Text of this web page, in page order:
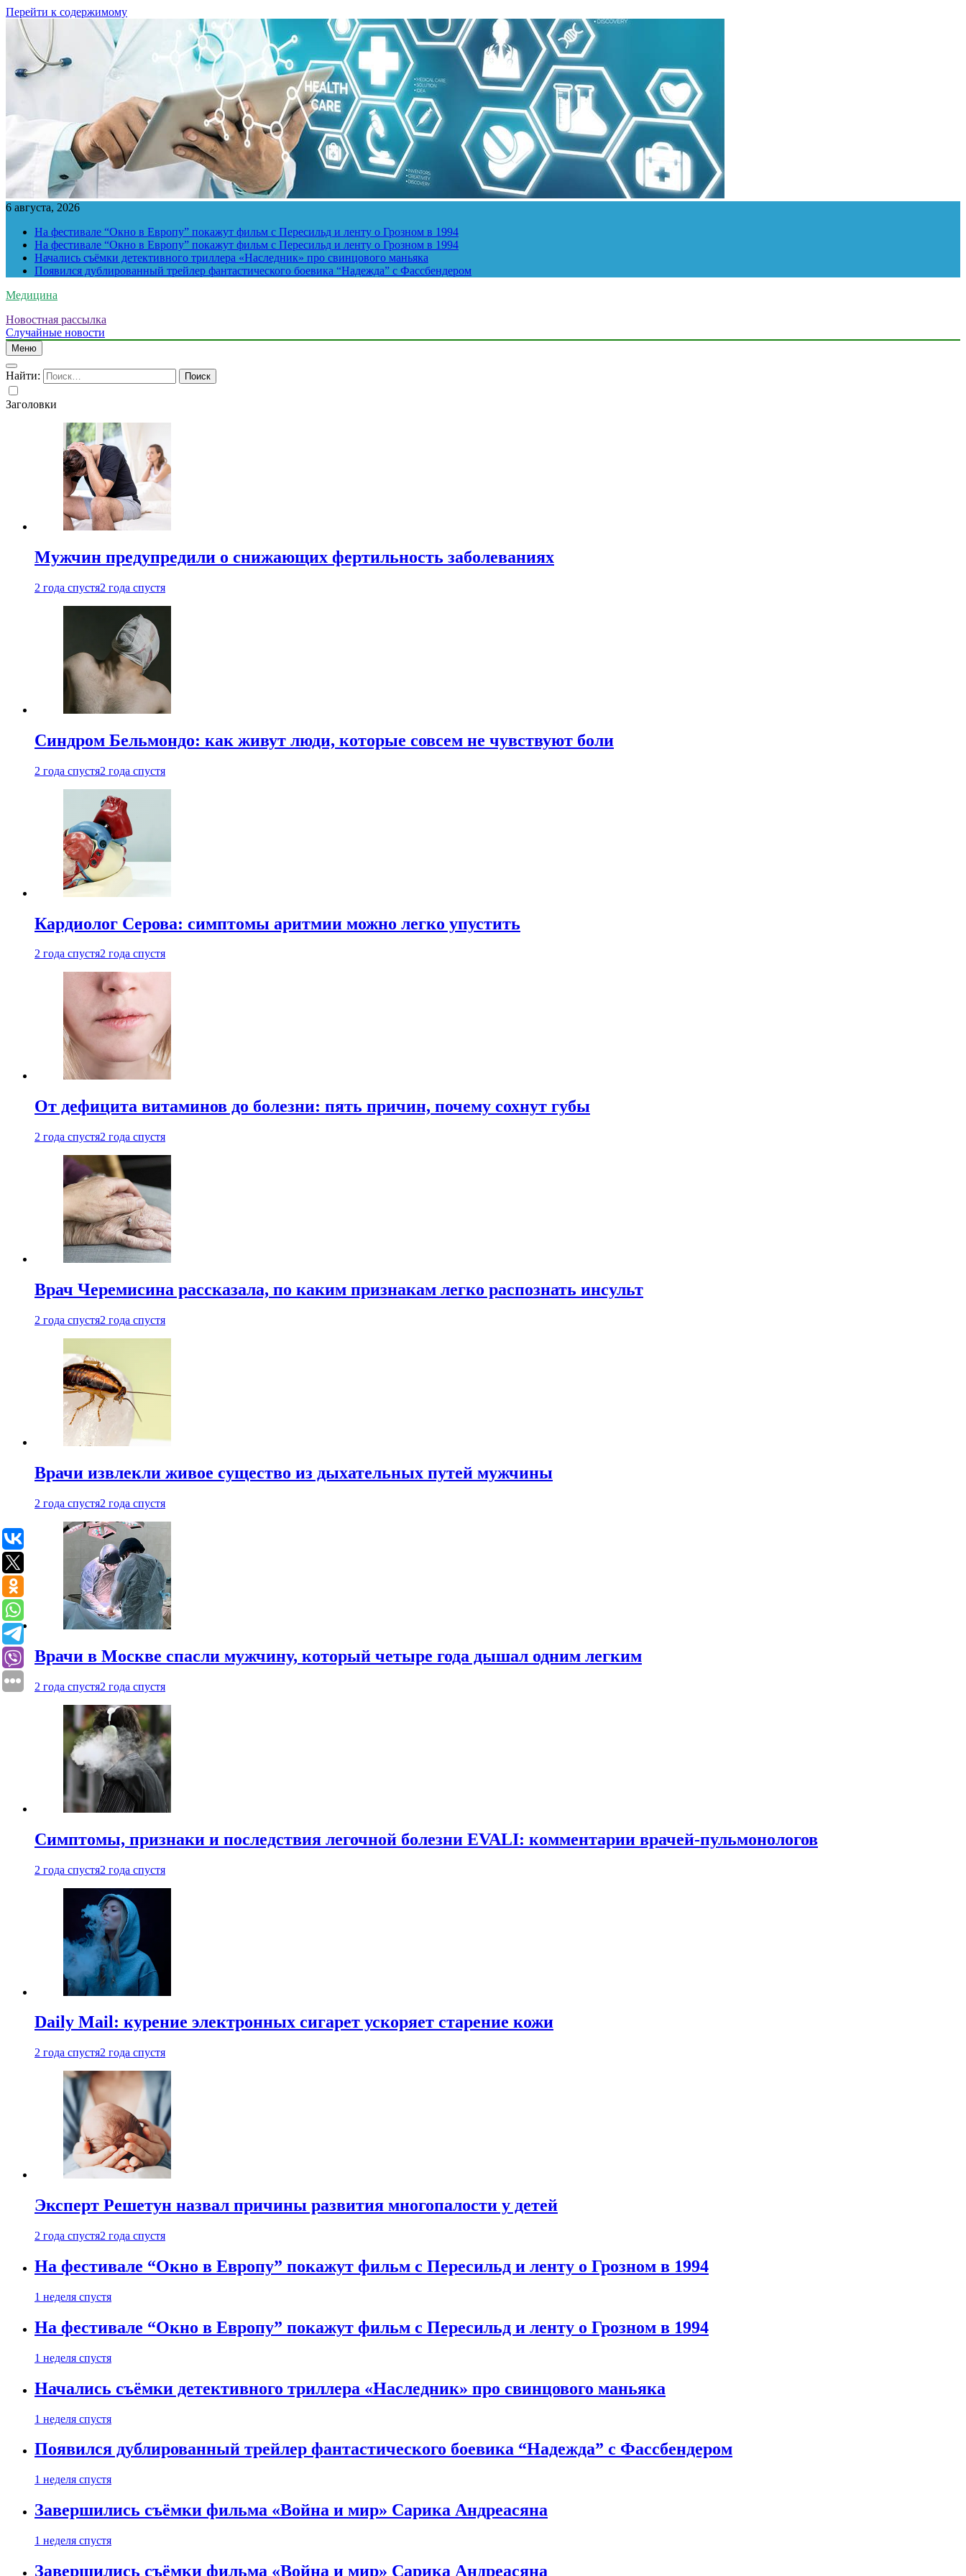
Перейти к содержимому
6 августа, 2026
На фестивале “Окно в Европу” покажут фильм с Пересильд и ленту о Грозном в 1994
На фестивале “Окно в Европу” покажут фильм с Пересильд и ленту о Грозном в 1994
Начались съёмки детективного триллера «Наследник» про свинцового маньяка
Появился дублированный трейлер фантастического боевика “Надежда” с Фассбендером
Медицина
Новостная рассылка
Случайные новости
Меню
Найти:
Заголовки
Мужчин предупредили о снижающих фертильность заболеваниях
2 года спустя2 года спустя
Синдром Бельмондо: как живут люди, которые совсем не чувствуют боли
2 года спустя2 года спустя
Кардиолог Серова: симптомы аритмии можно легко упустить
2 года спустя2 года спустя
От дефицита витаминов до болезни: пять причин, почему сохнут губы
2 года спустя2 года спустя
Врач Черемисина рассказала, по каким признакам легко распознать инсульт
2 года спустя2 года спустя
Врачи извлекли живое существо из дыхательных путей мужчины
2 года спустя2 года спустя
Врачи в Москве спасли мужчину, который четыре года дышал одним легким
2 года спустя2 года спустя
Симптомы, признаки и последствия легочной болезни EVALI: комментарии врачей-пульмонологов
2 года спустя2 года спустя
Daily Mail: курение электронных сигарет ускоряет старение кожи
2 года спустя2 года спустя
Эксперт Решетун назвал причины развития многопалости у детей
2 года спустя2 года спустя
На фестивале “Окно в Европу” покажут фильм с Пересильд и ленту о Грозном в 1994
1 неделя спустя
На фестивале “Окно в Европу” покажут фильм с Пересильд и ленту о Грозном в 1994
1 неделя спустя
Начались съёмки детективного триллера «Наследник» про свинцового маньяка
1 неделя спустя
Появился дублированный трейлер фантастического боевика “Надежда” с Фассбендером
1 неделя спустя
Завершились съёмки фильма «Война и мир» Сарика Андреасяна
1 неделя спустя
Завершились съёмки фильма «Война и мир» Сарика Андреасяна